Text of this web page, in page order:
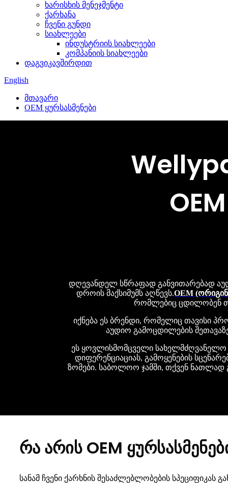
ხარისხის მენეჯმენტი
ქარხანა
ჩვენი გუნდი
სიახლეები
ინდუსტრიის სიახლეები
კომპანიის სიახლეები
დაგვიკავშირდით
English
მთავარი
OEM ყურსასმენები
დღევანდელ სწრაფად განვითარებად
დროის მაქსიმუმს აღწევს.OEM
რომლებიც ცდილობენ
იქნება ეს ბრენდი, რომელიც თავისი
აუდიო გამოცდილების
ეს ყოვლისმომცველი სახელმძღვანელო
დიფერენციაციას, გამოყენების
ზომები. საბოლოო ჯამში, თქვენ ნათლად
რა არის OEM
სანამ ჩვენი ქარხნის შესაძლებლობების